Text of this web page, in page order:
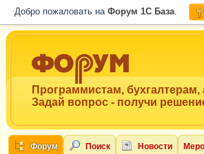
Добро пожаловать на Форум 1C База.
Программистам,
Задай вопрос - получи
Форум Поиск Новости